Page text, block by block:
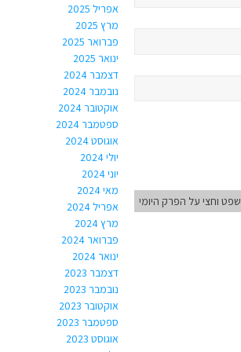
וחצי על הפרק היומי
אפריל 2025
מרץ 2025
פברואר 2025
ינואר 2025
דצמבר 2024
נובמבר 2024
אוקטובר 2024
ספטמבר 2024
אוגוסט 2024
יולי 2024
יוני 2024
מאי 2024
אפריל 2024
מרץ 2024
פברואר 2024
ינואר 2024
דצמבר 2023
נובמבר 2023
אוקטובר 2023
ספטמבר 2023
אוגוסט 2023